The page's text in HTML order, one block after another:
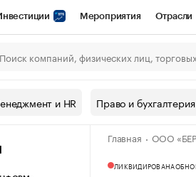
Мероприятия Отрасли
Конференции СПб Спецпроекты
Рынок наличной валюты
и HR Право и бухгалтерия
Главная ООО
ЛИКВИДИРОВАНА